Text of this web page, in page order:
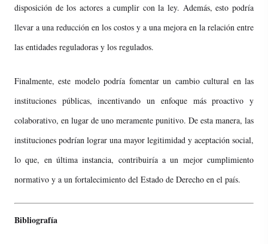
disposición de los actores a cumplir con la ley. Además, esto podría
llevar a una reducción en los costos y a una mejora en la relación entre
las entidades reguladoras y los regulados.
Finalmente, este modelo podría fomentar un cambio cultural en las
instituciones públicas, incentivando un enfoque más proactivo y
colaborativo, en lugar de uno meramente punitivo. De esta manera, las
instituciones podrían lograr una mayor legitimidad y aceptación social,
lo que, en última instancia, contribuiría a un mejor cumplimiento
normativo y a un fortalecimiento del Estado de Derecho en el país.
Bibliografía